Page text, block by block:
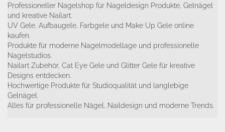
Professioneller Nagelshop für Nageldesign Produkte, Gelnägel
und kreative Nailart.
UV Gele, Aufbaugele, Farbgele und Make Up Gele online
kaufen.
Produkte für moderne Nagelmodellage und professionelle
Nagelstudios.
Nailart Zubehör, Cat Eye Gele und Glitter Gele für kreative
Designs entdecken.
Hochwertige Produkte für Studioqualität und langlebige
Gelnägel.
Alles für professionelle Nägel, Naildesign und moderne Trends.